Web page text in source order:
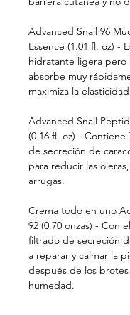
Advanced Snail 96
Essence (1.01 fl. oz) -
hidratante ligera pero
absorbe muy
maximiza la
Advanced Snail
(0.16 fl. oz) -
de secreción de
para reducir las
arrugas.
Crema todo en uno
92 (0.70 onzas) - Con
filtrado de secreción
a reparar y calmar la
después de los
humedad.